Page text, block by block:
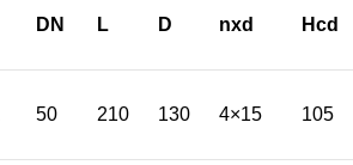
DN L D nxd Hcd
50 210 130 4×15 105